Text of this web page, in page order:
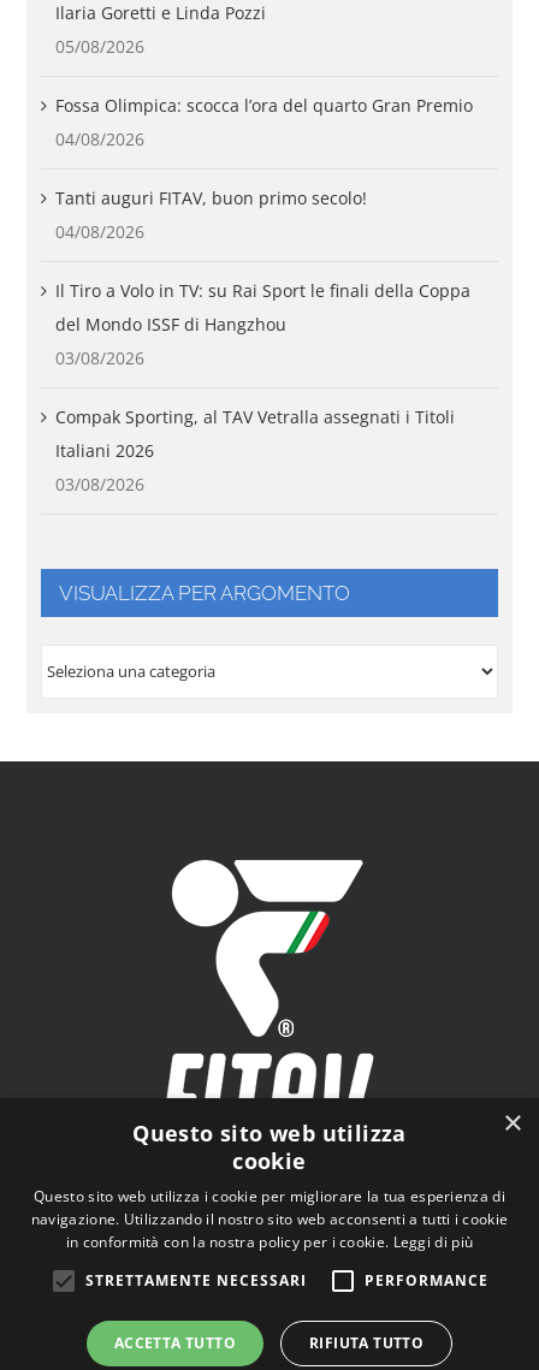
Ilaria Goretti e Linda Pozzi
05/08/2026
Fossa Olimpica: scocca l’ora del quarto Gran Premio
04/08/2026
Tanti auguri FITAV, buon primo secolo!
04/08/2026
Il Tiro a Volo in TV: su Rai Sport le finali della Coppa
del Mondo ISSF di Hangzhou
03/08/2026
Compak Sporting, al TAV Vetralla assegnati i Titoli
Italiani 2026
03/08/2026
VISUALIZZA PER ARGOMENTO
FITAV - Federazione Italiana Tiro a Volo - Viale Tiziano
n.74, 00196 Roma (RM)
×
Questo sito web utilizza
cookie
Questo sito web utilizza i cookie per migliorare la tua esperienza di
navigazione. Utilizzando il nostro sito web acconsenti a tutti i cookie
in conformità con la nostra policy per i cookie. Leggi di più
STRETTAMENTE NECESSARI
PERFORMANCE
ACCETTA TUTTO RIFIUTA TUTTO